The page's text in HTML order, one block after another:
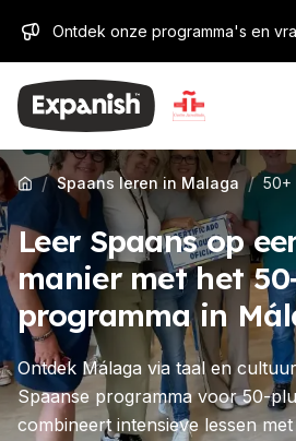
Ontdek onze programma's en
/ Spaans leren in Malaga / 50+
Leer Spaans op
manier met het
programma in
Ontdek Málaga via taal en
Spaanse programma voor 50-
combineert intensieve lessen met